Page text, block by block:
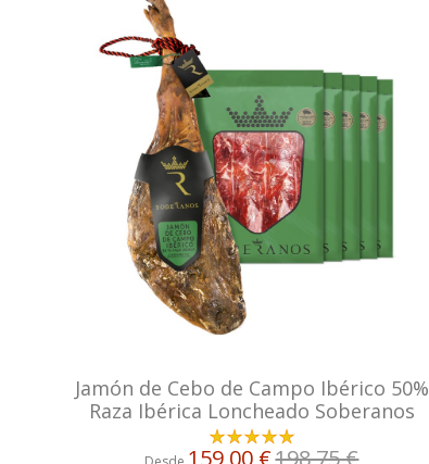
Jamón de Cebo de Campo Ibérico 50%
Raza Ibérica Loncheado Soberanos
159,00 €198,75 €